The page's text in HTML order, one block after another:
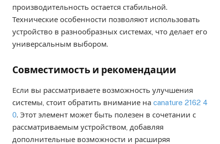
производительность остается стабильной.
Технические особенности позволяют использовать
устройство в разнообразных системах, что делает его
универсальным выбором.
Совместимость и рекомендации
Если вы рассматриваете возможность улучшения
системы, стоит обратить внимание на canature 2162 4
0. Этот элемент может быть полезен в сочетании с
рассматриваемым устройством, добавляя
дополнительные возможности и расширяя